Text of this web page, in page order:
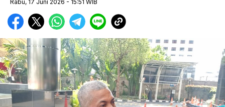
Rabu, 17 Juni 2026 - 15:51 WIB